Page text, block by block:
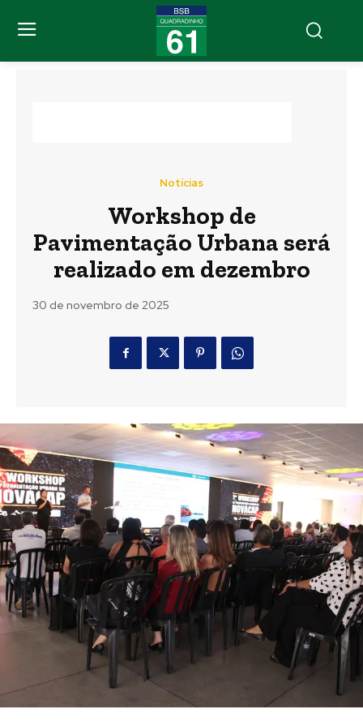
Notícias
Workshop de
Pavimentação Urbana será
realizado em dezembro
30 de novembro de 2025